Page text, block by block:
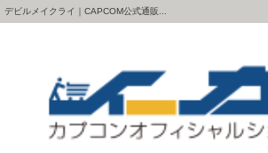
デビルメイクライ｜CAPCOM公式通販...